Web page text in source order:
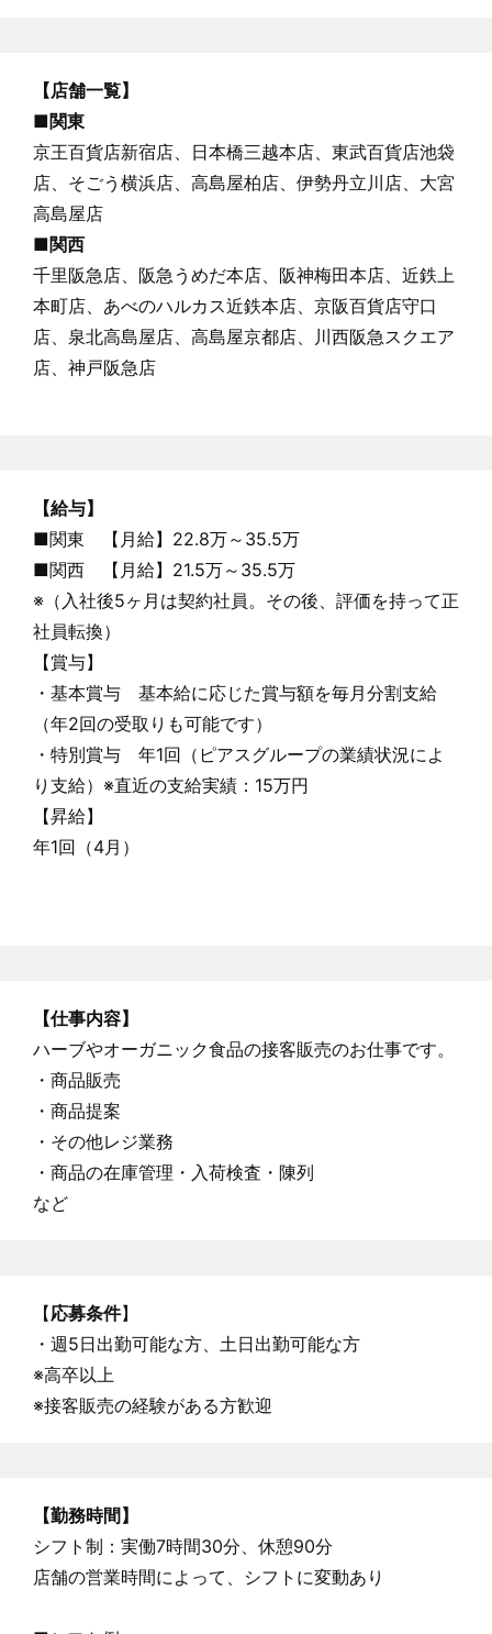
【店舗一覧】
■関東
京王百貨店新宿店、日本橋三越本店、東武百貨店池袋
店、そごう横浜店、高島屋柏店、伊勢丹立川店、大宮
高島屋店
■関西
千里阪急店、阪急うめだ本店、阪神梅田本店、近鉄上
本町店、あべのハルカス近鉄本店、京阪百貨店守口
店、泉北高島屋店、高島屋京都店、川西阪急スクエア
店、神戸阪急店
【給与】
■関東 【月給】22.8万～35.5万
■関西 【月給】21.5万～35.5万
※（入社後5ヶ月は契約社員。その後、評価を持って正
社員転換）
【賞与】
・基本賞与 基本給に応じた賞与額を毎月分割支給
（年2回の受取りも可能です）
・特別賞与 年1回（ピアスグループの業績状況によ
り支給）※直近の支給実績：15万円
【昇給】
年1回（4月）
【仕事内容】
ハーブやオーガニック食品の接客販売のお仕事です。
・商品販売
・商品提案
・その他レジ業務
・商品の在庫管理・入荷検査・陳列
など
【応募条件】
・週5日出勤可能な方、土日出勤可能な方
※高卒以上
※接客販売の経験がある方歓迎
【勤務時間】
シフト制：実働7時間30分、休憩90分
店舗の営業時間によって、シフトに変動あり